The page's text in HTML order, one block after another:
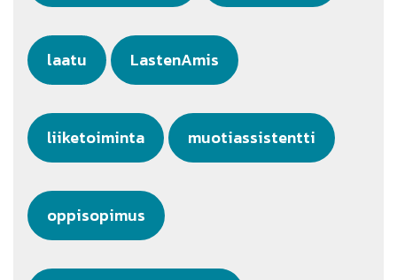
laatu LastenAmis
liiketoiminta muotiassistentti
oppisopimus